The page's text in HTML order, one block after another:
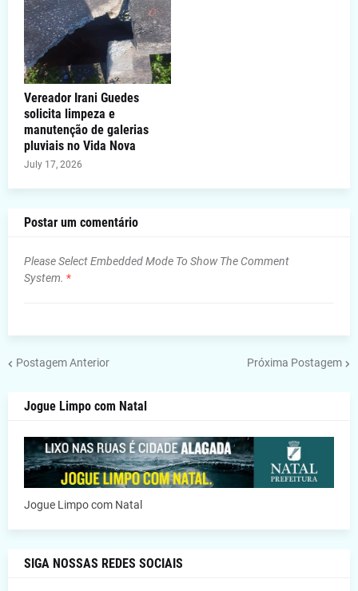
Vereador Irani Guedes
solicita limpeza e
manutenção de galerias
pluviais no Vida Nova
July 17, 2026
Postar um comentário
Please Select Embedded Mode To Show The Comment
System. *
Postagem Anterior Próxima Postagem
Jogue Limpo com Natal
Jogue Limpo com Natal
SIGA NOSSAS REDES SOCIAIS